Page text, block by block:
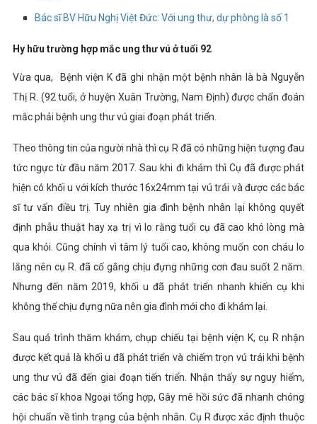
Bác sĩ BV Hữu Nghị Việt Đức: Với ung thư, dự phòng là số 1
Hy hữu trường hợp mắc ung thư vú ở tuổi 92
Vừa qua,
Bệnh viện K đã ghi nhận một bệnh nhân là bà Nguyễn
Thị R. (92 tuổi, ở huyện Xuân Trường, Nam Định) được chẩn đoán
mắc phải bệnh ung thư vú giai đoạn phát triển.
Theo thông tin của người nhà thì cụ R đã có những hiện tượng đau
tức ngực từ đầu năm 2017. Sau khi đi khám thì Cụ đã được phát
hiện có khối u với kích thước 16x24mm tại vú trái và được các bác
sĩ tư vấn điều trị. Tuy nhiên gia đình bệnh nhân lại không quyết
định phẫu thuật hay xạ trị vì lo rằng tuổi cụ đã cao khó lòng mà
qua khỏi. Cũng chính vì tâm lý tuổi cao, không muốn con cháu lo
lắng nên cụ R. đã cố gắng chịu đựng những cơn đau suốt 2 năm.
Nhưng đến năm 2019, khối u đã phát triển nhanh khiến cụ khi
không thể chịu đựng nữa nên gia đình mới cho đi khám lại.
Sau quá trình thăm khám, chụp chiếu tại bệnh viện K, cụ R nhận
được kết quả là khối u đã phát triển và chiếm trọn vú trái khi bệnh
ung thư vú đã đến giai đoạn tiến triển. Nhận thấy sự nguy hiểm,
các bác sĩ khoa Ngoại tổng hợp, Gây mê hồi sức đã nhanh chóng
hội chuẩn về tình trạng của bệnh nhân. Cụ R được xác định thuộc